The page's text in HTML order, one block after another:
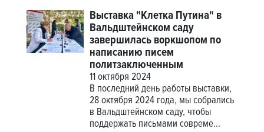
Выставка "Клетка Путина" в
Вальдштейнском саду
завершилась воркшопом по
написанию писем
политзаключенным
11 октября 2024
В последний день работы выставки,
28 октября 2024 года, мы собрались
в Вальдштейнском саду, чтобы
поддержать письмами совреме...